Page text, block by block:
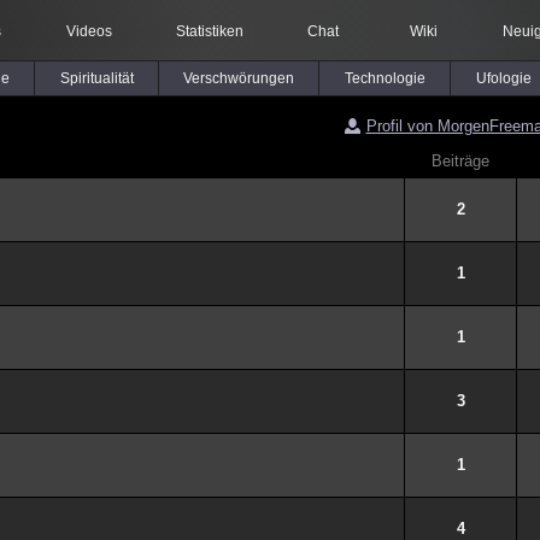
Videos Statistiken Chat Wiki
Spiritualität Verschwörungen Technologie Ufologie
Profil von
Beiträge
2
1
1
3
1
4